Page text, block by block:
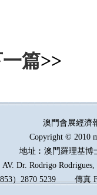
篇>>
澳門會展經
Copyright © 2010
地址︰澳門羅理基博
Dr. Rodrigo
853）2870 5239傳真